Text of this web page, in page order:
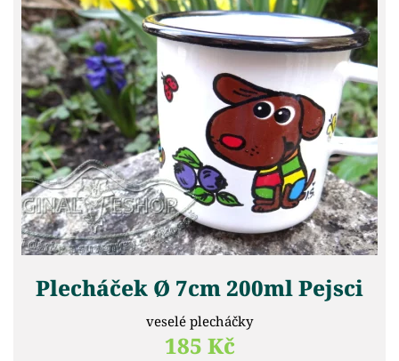
Plecháček Ø 7cm 200ml Pejsci
veselé plecháčky
185 Kč